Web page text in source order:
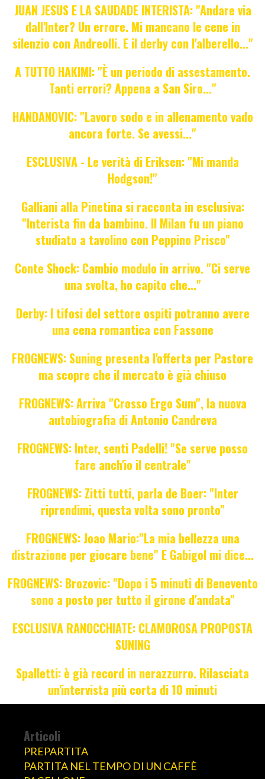
JUAN JESUS E LA SAUDADE INTERISTA: "Andare via
dall'Inter? Un errore. Mi mancano le cene in
silenzio con Andreolli. E il derby con l'alberello..."
A TUTTO HAKIMI: "È un periodo di assestamento.
Tanti errori? Appena a San Siro..."
HANDANOVIC: "Lavoro sodo e in allenamento vado
ancora forte. Se avessi..."
ESCLUSIVA - Le verità di Eriksen: "Mi manda
Hodgson!"
Galliani alla Pinetina si racconta in esclusiva:
"Interista fin da bambino. Il Milan fu un piano
studiato a tavolino con Peppino Prisco"
Conte Shock: Cambio modulo in arrivo. "Ci serve
una svolta, ho capito che..."
Derby: I tifosi del settore ospiti potranno avere
una cena romantica con Fassone
FROGNEWS: Suning presenta l'offerta per Pastore
ma scopre che il mercato è già chiuso
FROGNEWS: Arriva "Crosso Ergo Sum", la nuova
autobiografia di Antonio Candreva
FROGNEWS: Inter, senti Padelli! "Se serve posso
fare anch'io il centrale"
FROGNEWS: Zitti tutti, parla de Boer: "Inter
riprendimi, questa volta sono pronto"
FROGNEWS: Joao Mario:"La mia bellezza una
distrazione per giocare bene" E Gabigol mi dice...
FROGNEWS: Brozovic: "Dopo i 5 minuti di Benevento
sono a posto per tutto il girone d'andata"
ESCLUSIVA RANOCCHIATE: CLAMOROSA PROPOSTA
SUNING
Spalletti: è già record in nerazzurro. Rilasciata
un'intervista più corta di 10 minuti
Articoli
PREPARTITA
PARTITA NEL TEMPO DI UN CAFFÈ